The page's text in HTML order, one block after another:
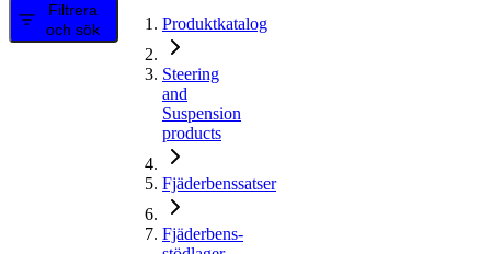
Filtrera
och sök
Produktkatalog
Steering
and
Suspension
products
Fjäderbenssatser
Fjäderbens-